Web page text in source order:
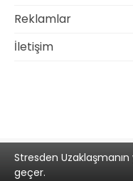
Reklamlar
İletişim
Stresden
geçer.